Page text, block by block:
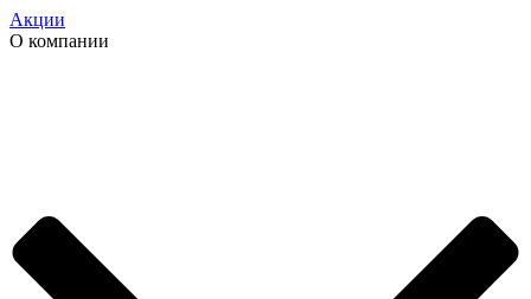
Акции
О компании